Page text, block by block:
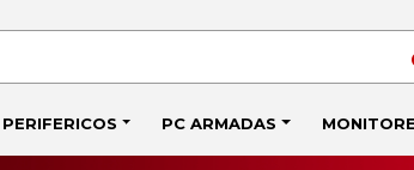
PERIFERICOS PC ARMADAS